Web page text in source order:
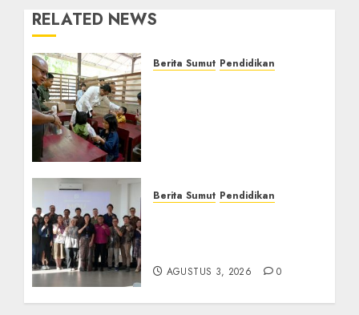
RELATED NEWS
Berita Sumut Pendidikan
Berita Sumut Pendidikan
AGUSTUS 3, 2026 0